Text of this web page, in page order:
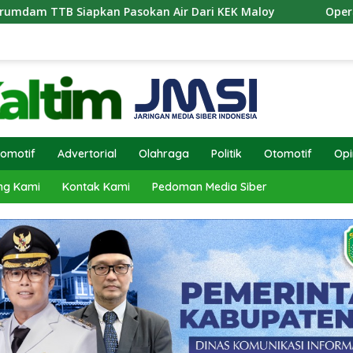
Pasokan Air Dari KEK Maloy Operasi Antik Mahakam
Advertorial Olahraga Politik Otomotif
Kami Kontak Kami Pedoman Media Siber